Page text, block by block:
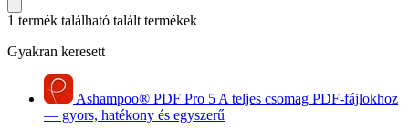
1 termék található talált termékek
Gyakran keresett
Ashampoo® PDF Pro 5 A teljes csomag PDF-fájlokhoz
— gyors, hatékony és egyszerű